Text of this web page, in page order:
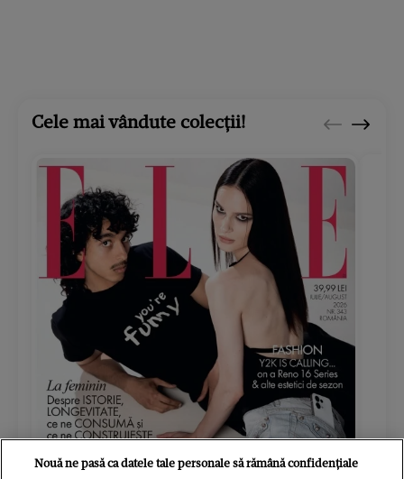
Cele mai vândute colecții!
Nouă ne pasă ca datele tale personale să rămână confidențiale